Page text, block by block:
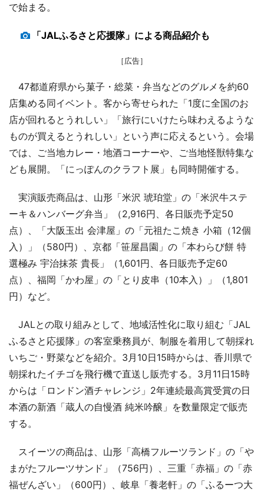
で始まる。
「JALふるさと応援隊」による商品紹介も
［広告］
47都道府県から菓子・総菜・弁当などのグルメを約60
店集める同イベント。客から寄せられた「1度に全国のお
店が回れるとうれしい」「旅行にいけたら味わえるような
ものが買えるとうれしい」という声に応えるという。会場
では、ご当地カレー・地酒コーナーや、ご当地怪獣特集な
ども展開。「にっぽんのクラフト展」も同時開催する。
実演販売商品は、山形「米沢 琥珀堂」の「米沢牛ステ
ーキ＆ハンバーグ弁当」（2,916円、各日販売予定50
点）、「大阪玉出 会津屋」の「元祖たこ焼き 小箱（12個
入）」（580円）、京都「笹屋昌園」の「本わらび餅 特
選極み 宇治抹茶 貴長」（1,601円、各日販売予定60
点）、福岡「かわ屋」の「とり皮串（10本入）」（1,801
円）など。
JALとの取り組みとして、地域活性化に取り組む「JAL
ふるさと応援隊」の客室乗務員が、制服を着用して朝採れ
いちご・野菜などを紹介。3月10日15時からは、香川県で
朝採れたイチゴを飛行機で直送し販売する。3月11日15時
からは「ロンドン酒チャレンジ」2年連続最高賞受賞の日
本酒の新酒「蔵人の自慢酒 純米吟醸」を数量限定で販売
する。
スイーツの商品は、山形「高橋フルーツランド」の「や
まがたフルーツサンド」（756円）、三重「赤福」の「赤
福ぜんざい」（600円）、岐阜「養老軒」の「ふるーつ大